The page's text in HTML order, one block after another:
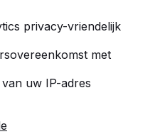
privacy-vriendelijk
met
uw IP-adres